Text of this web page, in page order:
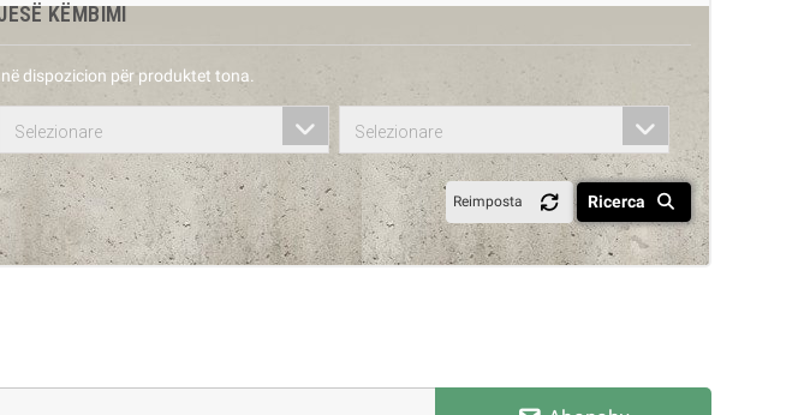
KËMBIMI
dispozicion për produktet tona.
Selezionare Selezionare
Reimposta Ricerca